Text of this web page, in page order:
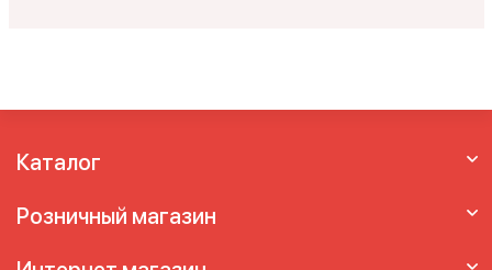
Каталог
Розничный магазин